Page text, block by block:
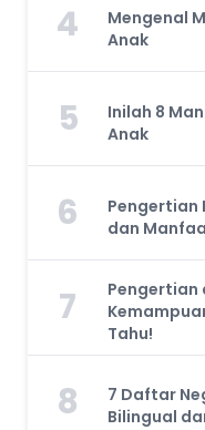
4
Mengenal
Anak
5
Inilah 8
Anak
6
Pengertian
dan
7
Pengertian
Tahu!
8
7 Daftar
Bilingual